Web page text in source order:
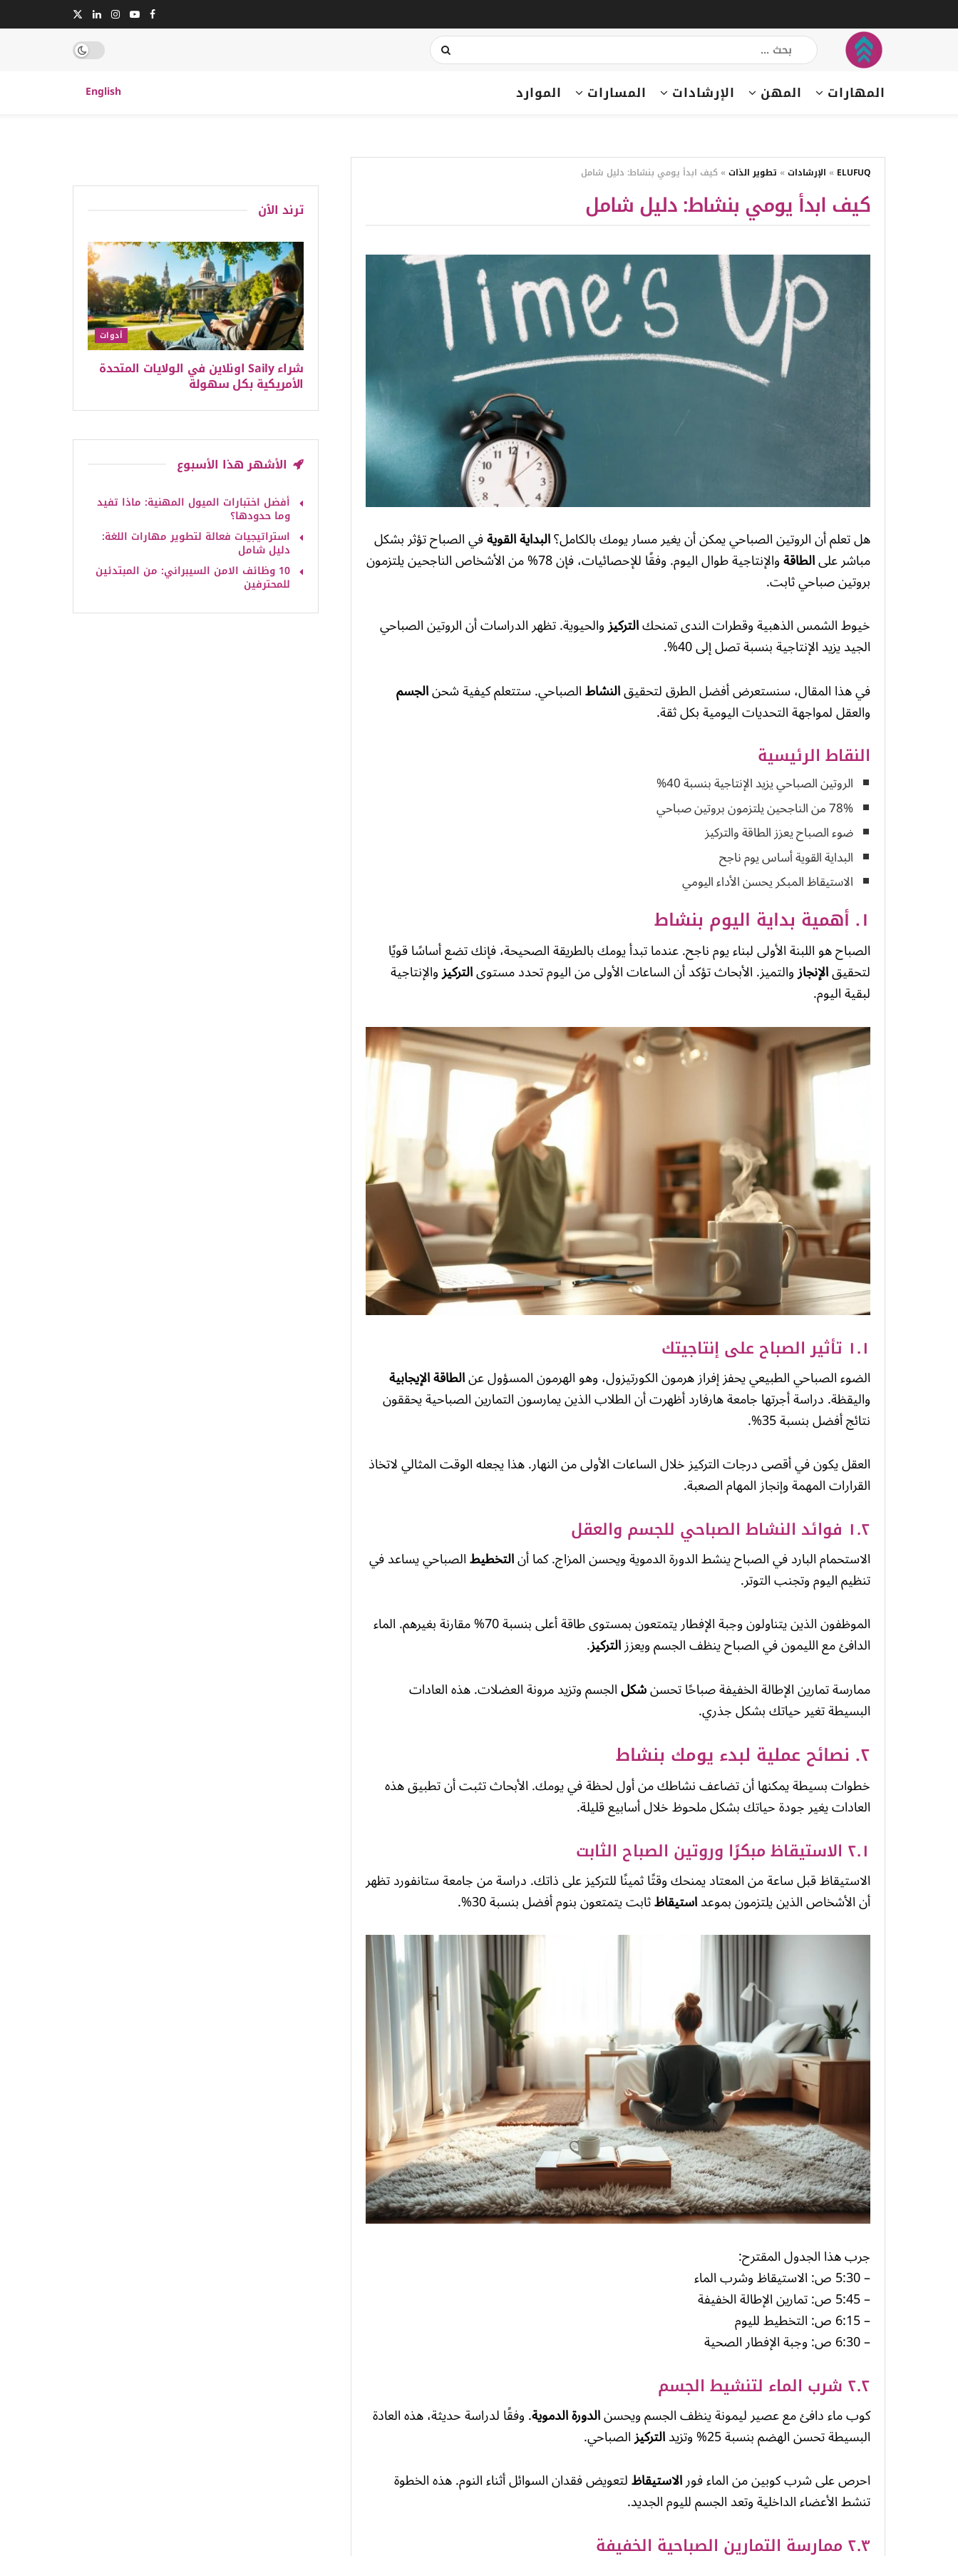
المهارات المهن الإرشادات المسارات الموارد English
ELUFUQ
» الإرشادات » تطوير الذات »كيف ابدأ يومي بنشاط: دليل شامل
كيف ابدأ يومي بنشاط: دليل شامل
هل تعلم أن الروتين الصباحي يمكن أن يغير مسار يومك بالكامل؟البداية القويةفي الصباح تؤثر بشكل
مباشر علىالطاقة والإنتاجية طوال اليوم. وفقًا للإحصائيات، فإن 78% من الأشخاص الناجحين يلتزمون
بروتين صباحي ثابت.
خيوط الشمس الذهبية وقطرات الندى تمنحكالتركيزوالحيوية. تظهر الدراسات أن الروتين الصباحي
الجيد يزيد الإنتاجية بنسبة تصل إلى 40%.
في هذا المقال، سنستعرض أفضل الطرق لتحقيقالنشاطالصباحي. ستتعلم كيفية شحنالجسم
والعقل لمواجهة التحديات اليومية بكل ثقة.
النقاط الرئيسية
الروتين الصباحي يزيد الإنتاجية بنسبة 40%
78% من الناجحين يلتزمون بروتين صباحي
ضوء الصباح يعزز الطاقة والتركيز
البداية القوية أساس يوم ناجح
الاستيقاظ المبكر يحسن الأداء اليومي
١. أهمية بداية اليوم بنشاط
الصباح هو اللبنة الأولى لبناء يوم ناجح. عندما تبدأ يومك بالطريقة الصحيحة، فإنك تضع أساسًا قويًا
لتحقيقالإنجازوالتميز. الأبحاث تؤكد أن الساعات الأولى من اليوم تحدد مستوىالتركيزوالإنتاجية
لبقية اليوم.
١.١ تأثير الصباح على إنتاجيتك
الضوء الصباحي الطبيعي يحفز إفراز هرمون الكورتيزول، وهو الهرمون المسؤول عنالطاقة الإيجابية
واليقظة. دراسة أجرتها جامعة هارفارد أظهرت أن الطلاب الذين يمارسون التمارين الصباحية يحققون
نتائج أفضل بنسبة 35%.
العقل يكون في أقصى درجات التركيز خلال الساعات الأولى من النهار. هذا يجعله الوقت المثالي لاتخاذ
القرارات المهمة وإنجاز المهام الصعبة.
١.٢ فوائد النشاط الصباحي للجسم والعقل
الاستحمام البارد في الصباح ينشط الدورة الدموية ويحسن المزاج. كما أنالتخطيطالصباحي يساعد في
تنظيم اليوم وتجنب التوتر.
الموظفون الذين يتناولون وجبة الإفطار يتمتعون بمستوى طاقة أعلى بنسبة 70% مقارنة بغيرهم. الماء
الدافئ مع الليمون في الصباح ينظف الجسم ويعززالتركيز.
ممارسة تمارين الإطالة الخفيفة صباحًا تحسنشكلالجسم وتزيد مرونة العضلات. هذه العادات
البسيطة تغير حياتك بشكل جذري.
٢. نصائح عملية لبدء يومك بنشاط
خطوات بسيطة يمكنها أن تضاعف نشاطك من أول لحظة في يومك. الأبحاث تثبت أن تطبيق هذه
العادات يغير جودة حياتك بشكل ملحوظ خلال أسابيع قليلة.
٢.١ الاستيقاظ مبكرًا وروتين الصباح الثابت
الاستيقاظ قبل ساعة من المعتاد يمنحك وقتًا ثمينًا للتركيز على ذاتك. دراسة من جامعة ستانفورد تظهر
أن الأشخاص الذين يلتزمون بموعداستيقاظثابت يتمتعون بنوم أفضل بنسبة 30%.
جرب هذا الجدول المقترح:
– 5:30 ص: الاستيقاظ وشرب الماء
– 5:45 ص: تمارين الإطالة الخفيفة
– 6:15 ص: التخطيط لليوم
– 6:30 ص: وجبة الإفطار الصحية
٢.٢ شرب الماء لتنشيط الجسم
كوب ماء دافئ مع عصير ليمونة ينظف الجسم ويحسنالدورة الدموية. وفقًا لدراسة حديثة، هذه العادة
البسيطة تحسن الهضم بنسبة 25% وتزيد التركيزالصباحي.
احرص على شرب كوبين من الماء فورالاستيقاظلتعويض فقدان السوائل أثناء النوم. هذه الخطوة
تنشط الأعضاء الداخلية وتعد الجسم لليوم الجديد.
٢.٣ ممارسة التمارين الصباحية الخفيفة
ترند الٱن
أدوات
شراء Saily اونلاين في الولايات المتحدة
الأمريكية بكل سهولة
الأشهر هذا الأسبوع
أفضل اختبارات الميول المهنية: ماذا تفيد
وما حدودها؟
استراتيجيات فعالة لتطوير مهارات اللغة:
دليل شامل
10 وظائف الامن السيبراني: من المبتدئين
للمحترفين